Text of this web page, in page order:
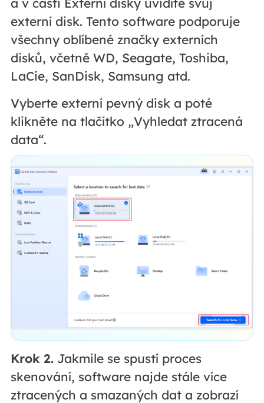
a v části Externí disky uvidíte svůj
externí disk. Tento software podporuje
všechny oblíbené značky externích
disků, včetně WD, Seagate, Toshiba,
LaCie, SanDisk, Samsung atd.
Vyberte externí pevný disk a poté
klikněte na tlačítko „Vyhledat ztracená
data“.
Krok 2.Jakmile se spustí proces
skenování, software najde stále více
ztracených a smazaných dat a zobrazí